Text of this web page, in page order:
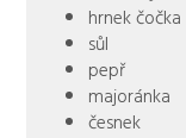
hrnek čočka
sůl
pepř
majoránka
česnek